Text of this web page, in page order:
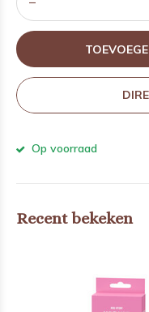
Op voorraad
Recent bekeken